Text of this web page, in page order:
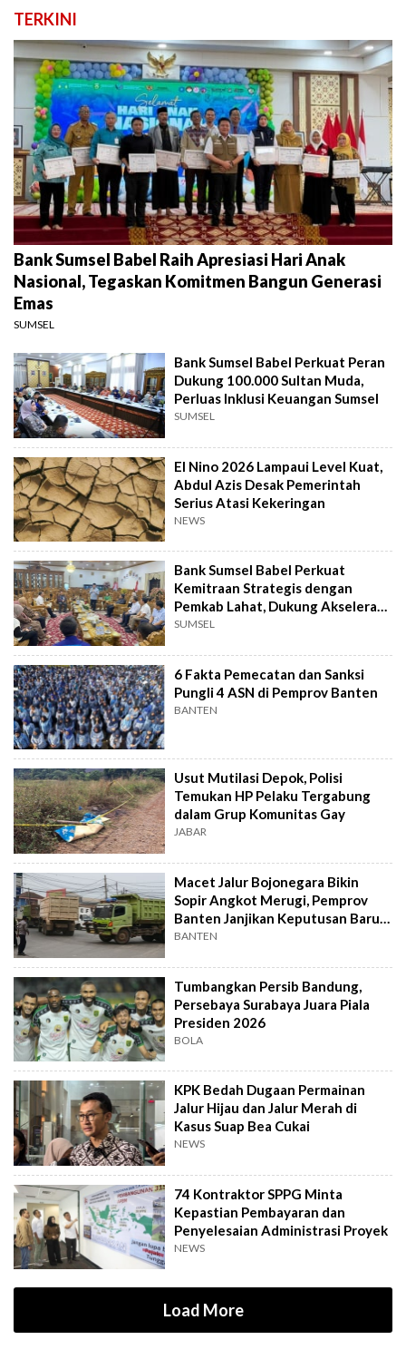
TERKINI
Bank Sumsel Babel Raih Apresiasi Hari Anak
Nasional, Tegaskan Komitmen Bangun Generasi
Emas
SUMSEL
Bank Sumsel Babel Perkuat Peran
Dukung 100.000 Sultan Muda,
Perluas Inklusi Keuangan Sumsel
SUMSEL
El Nino 2026 Lampaui Level Kuat,
Abdul Azis Desak Pemerintah
Serius Atasi Kekeringan
NEWS
Bank Sumsel Babel Perkuat
Kemitraan Strategis dengan
Pemkab Lahat, Dukung Akselerasi
Ekonomi Daerah
SUMSEL
6 Fakta Pemecatan dan Sanksi
Pungli 4 ASN di Pemprov Banten
BANTEN
Usut Mutilasi Depok, Polisi
Temukan HP Pelaku Tergabung
dalam Grup Komunitas Gay
JABAR
Macet Jalur Bojonegara Bikin
Sopir Angkot Merugi, Pemprov
Banten Janjikan Keputusan Baru 4
Hari Lagi
BANTEN
Tumbangkan Persib Bandung,
Persebaya Surabaya Juara Piala
Presiden 2026
BOLA
KPK Bedah Dugaan Permainan
Jalur Hijau dan Jalur Merah di
Kasus Suap Bea Cukai
NEWS
74 Kontraktor SPPG Minta
Kepastian Pembayaran dan
Penyelesaian Administrasi Proyek
NEWS
Load More